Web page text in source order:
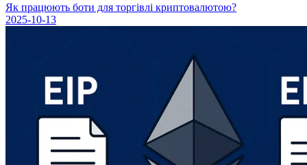
Як працюють боти для торгівлі криптовалютою?
2025-10-13